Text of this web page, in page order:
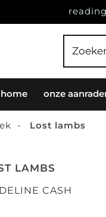
home onze
- Lost lambs
LAMBS
CASH